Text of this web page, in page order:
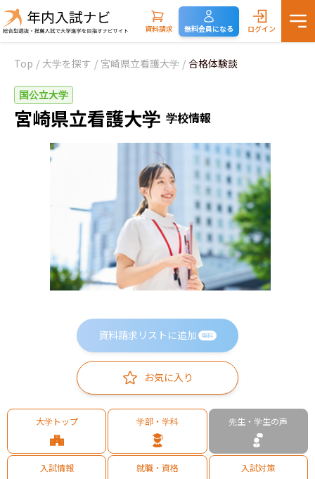
資料請求 無料会員になる ログイン
Top / 大学を探す / 宮崎県立看護大学 / 合格体験談
国公立大学
宮崎県立看護大学 学校情報
資料請求リストに追加 無料
お気に入り
大学トップ 学部・学科 先生・学生の声
入試情報 就職・資格 入試対策